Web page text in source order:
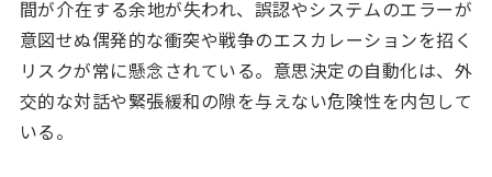
間が介在する余地が失われ、誤認やシステムのエラーが
意図せぬ偶発的な衝突や戦争のエスカレーションを招く
リスクが常に懸念されている。意思決定の自動化は、外
交的な対話や緊張緩和の隙を与えない危険性を内包して
いる。